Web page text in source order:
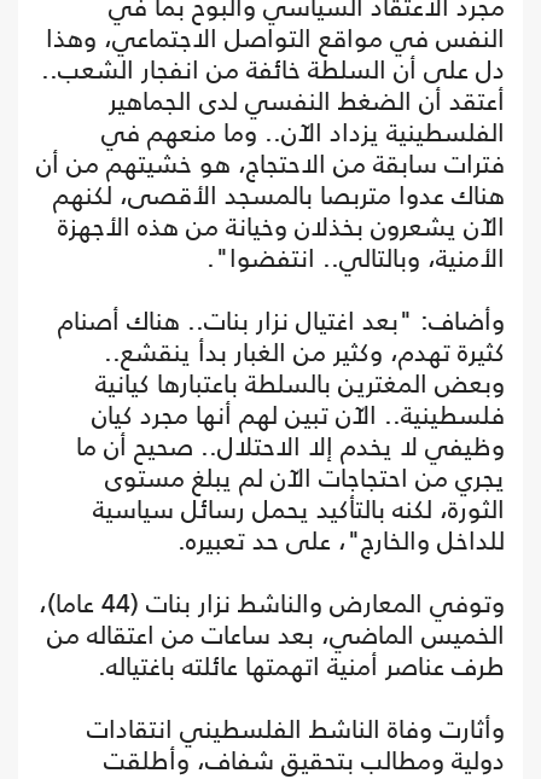
النفس في مواقع التواصل الاجتماعي، وهذا
دل على أن السلطة خائفة من انفجار الشعب..
أعتقد أن الضغط النفسي لدى الجماهير
الفلسطينية يزداد الآن.. وما منعهم في
فترات سابقة من الاحتجاج، هو خشيتهم من أن
هناك عدوا متربصا بالمسجد الأقصى، لكنهم
الآن يشعرون بخذلان وخيانة من هذه الأجهزة
الأمنية، وبالتالي.. انتفضوا".
وأضاف: "بعد اغتيال نزار بنات.. هناك أصنام
كثيرة تهدم، وكثير من الغبار بدأ ينقشع..
وبعض المغترين بالسلطة باعتبارها كيانية
فلسطينية.. الآن تبين لهم أنها مجرد كيان
وظيفي لا يخدم إلا الاحتلال.. صحيح أن ما
يجري من احتجاجات الآن لم يبلغ مستوى
الثورة، لكنه بالتأكيد يحمل رسائل سياسية
للداخل والخارج"، على حد تعبيره.
وتوفي المعارض والناشط نزار بنات (44 عاما)،
الخميس الماضي، بعد ساعات من اعتقاله من
طرف عناصر أمنية اتهمتها عائلته باغتياله.
وأثارت وفاة الناشط الفلسطيني انتقادات
دولية ومطالب بتحقيق شفاف، وأطلقت